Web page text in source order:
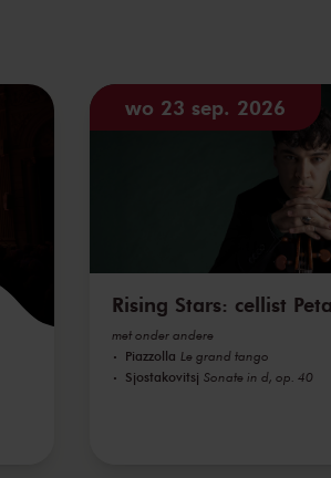
wo 23 sep. 2026
Rising Stars: cellist
met onder andere
Piazzolla Le grand tango
Sjostakovitsj Sonate in d, op. 40